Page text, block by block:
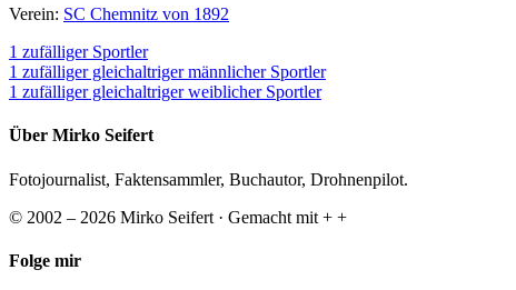
Verein: SC Chemnitz von 1892
1 zufälliger Sportler
1 zufälliger gleichaltriger männlicher Sportler
1 zufälliger gleichaltriger weiblicher Sportler
Über Mirko Seifert
Fotojournalist, Faktensammler, Buchautor, Drohnenpilot.
© 2002 – 2026 Mirko Seifert · Gemacht mit + +
Folge mir